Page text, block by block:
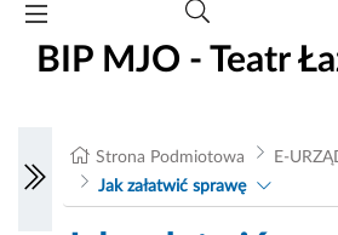
BIP MJO - Teatr
Strona Podmiotowa
E-
Jak załatwić sprawę